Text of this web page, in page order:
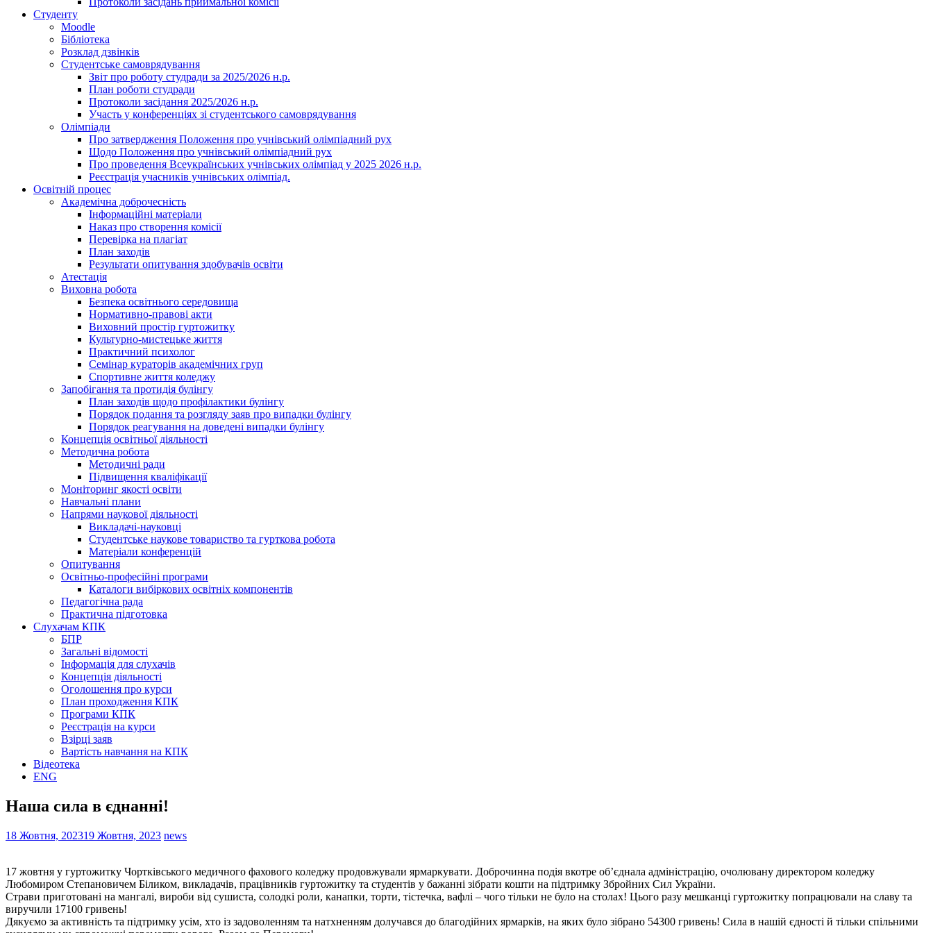
Студенту
Moodle
Бібліотека
Розклад дзвінків
Студентське самоврядування
Звіт про роботу студради за 2025/2026 н.р.
План роботи студради
Протоколи засідання 2025/2026 н.р.
Участь у конференціях зі студентського самоврядування
Олімпіади
Про затвердження Положення про учнівський олімпіадний рух
Щодо Положення про учнівський олімпіадний рух
Про проведення Всеукраїнських учнівських олімпіад у 2025 2026 н.р.
Реєстрація учасників учнівських олімпіад.
Освітній процес
Академічна доброчесність
Інформаційні матеріали
Наказ про створення комісії
Перевірка на плагіат
План заходів
Результати опитування здобувачів освіти
Атестація
Виховна робота
Безпека освітнього середовища
Нормативно-правові акти
Виховний простір гуртожитку
Культурно-мистецьке життя
Практичний психолог
Семінар кураторів академічних груп
Спортивне життя коледжу
Запобігання та протидія булінгу
План заходів щодо профілактики булінгу
Порядок подання та розгляду заяв про випадки булінгу
Порядок реагування на доведені випадки булінгу
Концепція освітньої діяльності
Методична робота
Методичні ради
Підвищення кваліфікації
Моніторинг якості освіти
Навчальні плани
Напрями наукової діяльності
Викладачі-науковці
Студентське наукове товариство та гурткова робота
Матеріали конференцій
Опитування
Освітньо-професійні програми
Каталоги вибіркових освітніх компонентів
Педагогічна рада
Практична підготовка
Слухачам КПК
БПР
Загальні відомості
Інформація для слухачів
Концепція діяльності
Оголошення про курси
План проходження КПК
Програми КПК
Реєстрація на курси
Взірці заяв
Вартість навчання на КПК
Відеотека
ENG
Наша сила в єднанні!
18 Жовтня, 202319 Жовтня, 2023 news
17 жовтня у гуртожитку Чортківського медичного фахового коледжу продовжували ярмаркувати. Доброчинна подія вкотре об’єднала адміністрацію, очолювану директором коледжу
Любомиром Степановичем Біликом, викладачів, працівників гуртожитку та студентів у бажанні зібрати кошти на підтримку Збройних Сил України.
Страви приготовані на мангалі, вироби від сушиста, солодкі роли, канапки, торти, тістечка, вафлі – чого тільки не було на столах! Цього разу мешканці гуртожитку попрацювали на славу та
виручили 17100 гривень!
Дякуємо за активність та підтримку усім, хто із задоволенням та натхненням долучався до благодійних ярмарків, на яких було зібрано 54300 гривень! Сила в нашій єдності й тільки спільними